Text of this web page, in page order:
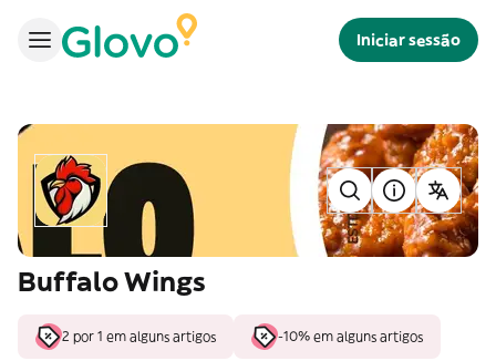
Iniciar sessão
Buffalo Wings
2 por 1 em alguns artigos -10% em alguns artigos